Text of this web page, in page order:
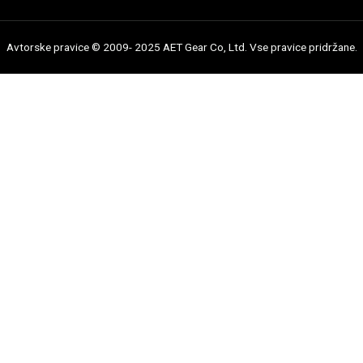
Avtorske pravice © 2009- 2025 AET Gear Co, Ltd. Vse pravice pridržane.